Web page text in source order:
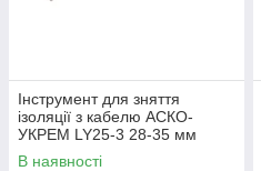
Інструмент для зняття
ізоляції з кабелю АСКО-
УКРЕМ LY25-3 28-35 мм
(A0170010032)
В наявності